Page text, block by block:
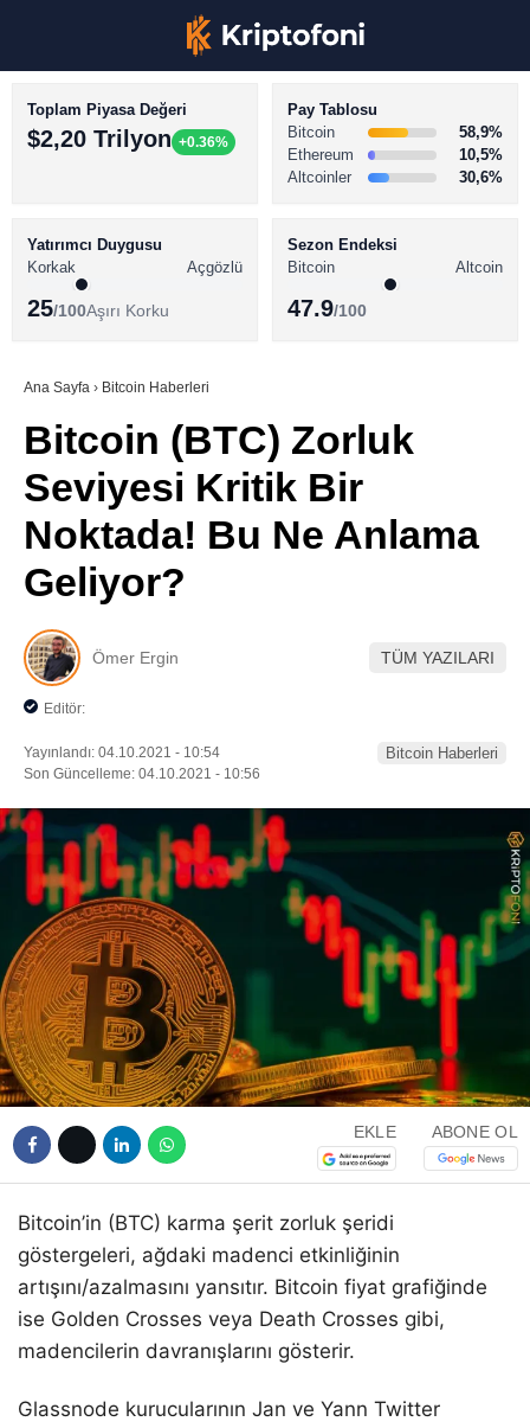
Youtube
TikTok
BİTCOİN HABERLERİ
ALTCOİN HABERLERİ
SÖZLÜK
Toplam Piyasa Değeri
$2,20 Trilyon +0.36%
Pay Tablosu
Bitcoin
58,9%
Ethereum
10,5%
Altcoinler
30,6%
Yatırımcı Duygusu
Korkak
Açgözlü
25/100Aşırı Korku
Sezon Endeksi
Bitcoin
Altcoin
47.9/100
Ana Sayfa › Bitcoin Haberleri
Bitcoin (BTC) Zorluk
Seviyesi Kritik Bir
Noktada! Bu Ne Anlama
Geliyor?
Ömer Ergin TÜM YAZILARI
Editör:
Yayınlandı: 04.10.2021 - 10:54
Son Güncelleme: 04.10.2021 - 10:56
Bitcoin Haberleri
EKLE ABONE OL
Bitcoin’in (BTC) karma şerit zorluk şeridi
göstergeleri, ağdaki madenci etkinliğinin
artışını/azalmasını yansıtır. Bitcoin fiyat grafiğinde
ise Golden Crosses veya Death Crosses gibi,
madencilerin davranışlarını gösterir.
Glassnode kurucularının Jan ve Yann Twitter